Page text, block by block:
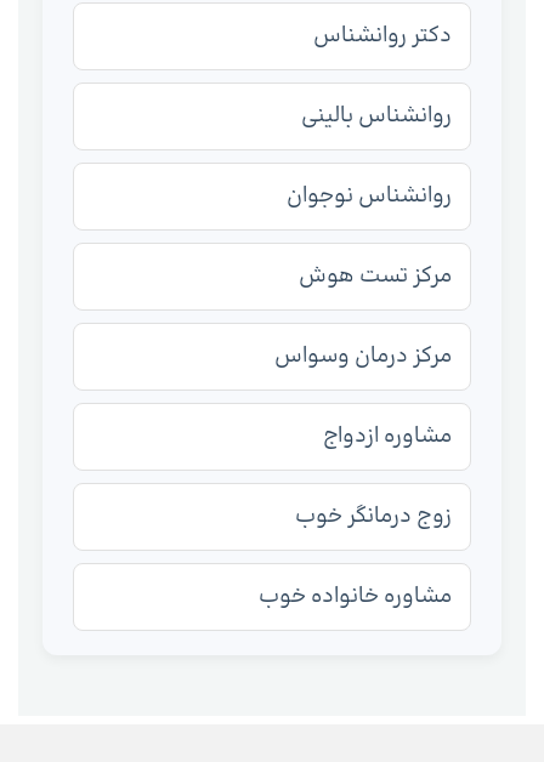
دکتر روانشناس
روانشناس بالینی
روانشناس نوجوان
مرکز تست هوش
مرکز درمان وسواس
مشاوره ازدواج
زوج درمانگر خوب
مشاوره خانواده خوب